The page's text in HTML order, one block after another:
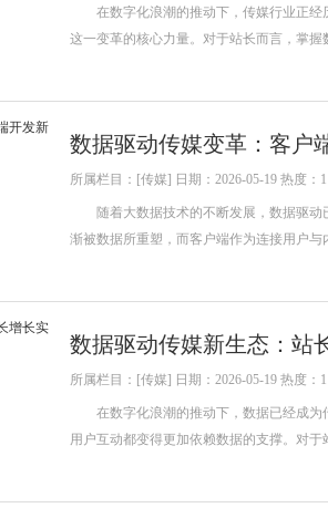
在数字化浪潮的推动下，传媒行业正经
这一变革的核心力量。对于站长而言，掌
数据驱动传媒变革：客户
所属栏目：[传媒] 日期：2026-05-19 热度：1
随着大数据技术的不断发展，数据驱动
渐被数据所重塑，而客户端作为连接用户
数据驱动传媒新生态：站
所属栏目：[传媒] 日期：2026-05-19 热度：1
在数字化浪潮的推动下，数据已经成为
用户互动都变得更加依赖数据的支撑。对